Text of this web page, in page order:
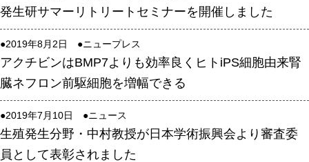
研究分野紹介
ゲノム神経学分野
細胞脂質代謝分野
細胞医学分野
損傷修復分野
多能性幹細胞分野
発生研サマーリトリートセミナーを開催しました
●2019年8月2日 ●ニュープレス
アクチビンはBMP7よりも効率良くヒトiPS細胞由来腎
臓ネフロン前駆細胞を増幅できる
●2019年7月10日 ●ニュース
生殖発生分野・中村教授が日本学術振興会より審査委
員として表彰されました